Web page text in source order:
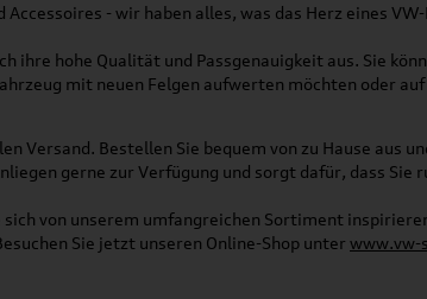
- wir haben alles, was das Herz eines
ihre hohe Qualität und Passgenauigkeit aus. Sie
mit neuen Felgen aufwerten möchten oder
Versand. Bestellen Sie bequem von zu Hause aus
gerne zur Verfügung und sorgt dafür, dass Sie
von unserem umfangreichen Sortiment
Sie jetzt unseren Online-Shop unter www.vw-